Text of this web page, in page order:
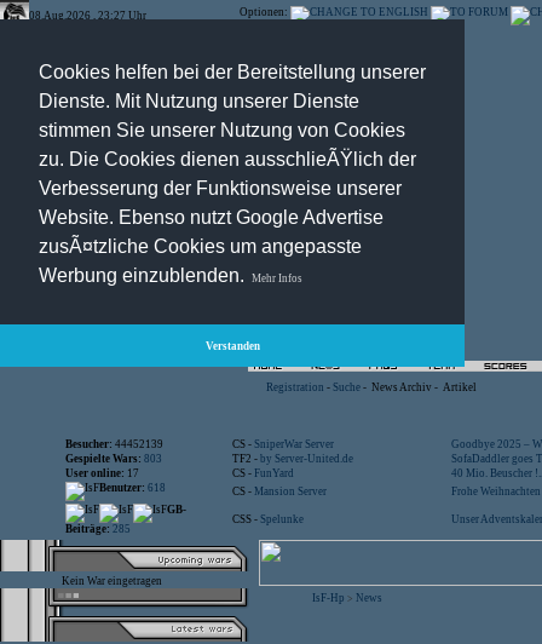
Cookies helfen bei der Bereitstellung unserer
Dienste. Mit Nutzung unserer Dienste
stimmen Sie unserer Nutzung von Cookies
zu. Die Cookies dienen ausschlieÃŸlich der
Verbesserung der Funktionsweise unserer
Website. Ebenso nutzt Google Advertise
zusÃ¤tzliche Cookies um angepasste
Werbung einzublenden.
Mehr Infos
Verstanden
08.Aug.2026 , 23:27 Uhr Optionen:
Registration - Suche - News Archiv - Artikel
Besucher: 44452139 CS - SniperWar Server
Goodbye 2025 –
Gespielte Wars: 803 TF2 - by Server-United.de
SofaDaddler goes
User online: 17 CS - FunYard
40 Mio. Beuscher
Benutzer: 618 CS - Mansion Server
Frohe
GB-
Beiträge: 285
CSS - Spelunke Unser
Kein War eingetragen
IsF-Hp > News